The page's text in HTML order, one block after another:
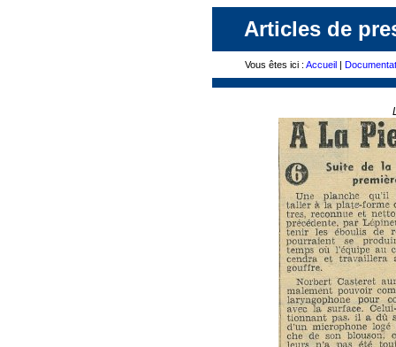
Articles de
Vous êtes ici : Accueil |